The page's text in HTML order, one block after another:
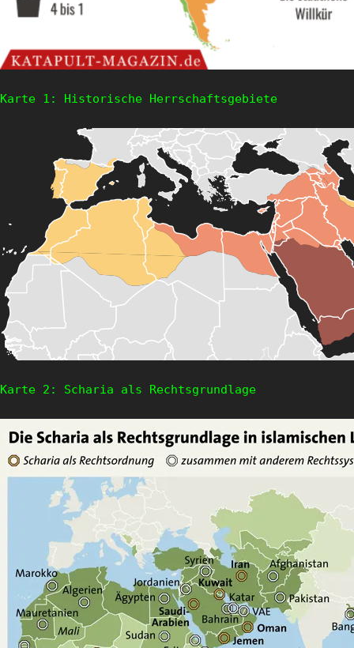
Karte 1: Historische Herrschaftsgebiete
Karte 2: Scharia als Rechtsgrundlage